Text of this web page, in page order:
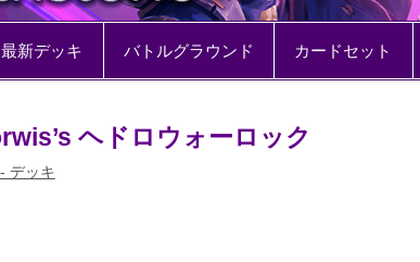
最新デッキ バトルグラウンド カードセット
ヘドロウォーロック
デッキ